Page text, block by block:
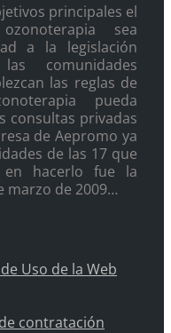
principales el
sea
a la legislación
comunidades
las reglas de
pueda
consultas privadas
de Aepromo ya
de las 17 que
en hacerlo fue la
marzo de 2009…
Uso de la Web
contratación